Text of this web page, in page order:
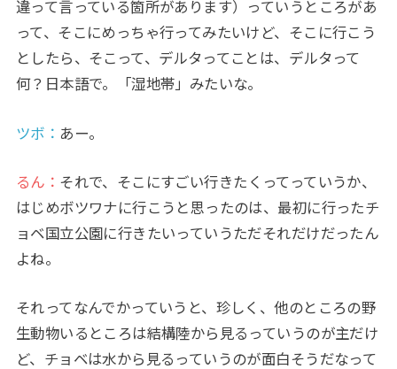
違って言っている箇所があります）っていうところがあ
って、そこにめっちゃ行ってみたいけど、そこに行こう
としたら、そこって、デルタってことは、デルタって
何？日本語で。「湿地帯」みたいな。
ツボ： あー。
るん： それで、そこにすごい行きたくってっていうか、
はじめボツワナに行こうと思ったのは、最初に行ったチ
ョベ国立公園に行きたいっていうただそれだけだったん
よね。
それってなんでかっていうと、珍しく、他のところの野
生動物いるところは結構陸から見るっていうのが主だけ
ど、チョベは水から見るっていうのが面白そうだなって